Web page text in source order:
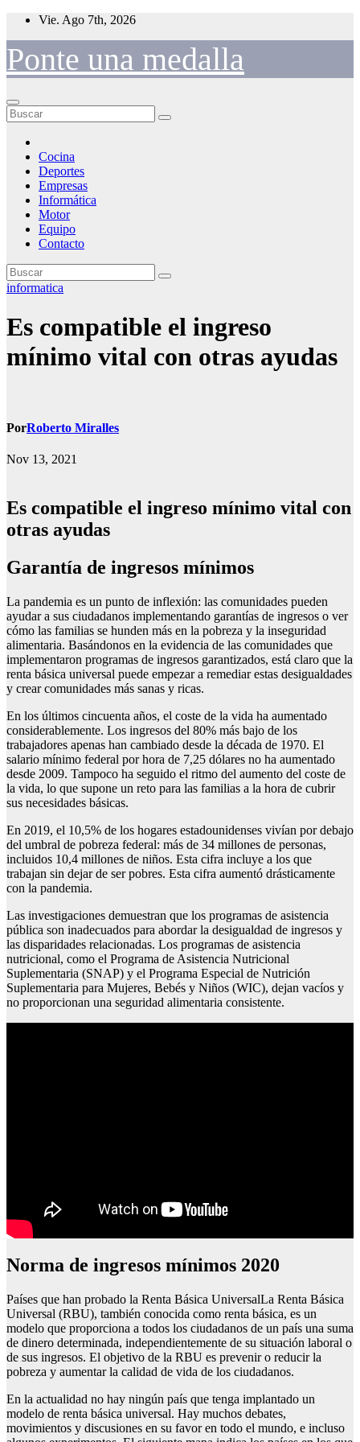
Saltar
contenido
Vie. Ago 7th, 2026
Ponte una medalla
Cocina
Deportes
Empresas
Informática
Motor
Equipo
Contacto
informatica
Es compatible el ingreso
mínimo vital con otras ayudas
PorRoberto Miralles
Nov 13, 2021
Es compatible el ingreso mínimo vital con
otras ayudas
Garantía de ingresos mínimos
La pandemia es un punto de inflexión: las comunidades pueden
ayudar a sus ciudadanos implementando garantías de ingresos o ver
cómo las familias se hunden más en la pobreza y la inseguridad
alimentaria. Basándonos en la evidencia de las comunidades que
implementaron programas de ingresos garantizados, está claro que la
renta básica universal puede empezar a remediar estas desigualdades
y crear comunidades más sanas y ricas.
En los últimos cincuenta años, el coste de la vida ha aumentado
considerablemente. Los ingresos del 80% más bajo de los
trabajadores apenas han cambiado desde la década de 1970. El
salario mínimo federal por hora de 7,25 dólares no ha aumentado
desde 2009. Tampoco ha seguido el ritmo del aumento del coste de
la vida, lo que supone un reto para las familias a la hora de cubrir
sus necesidades básicas.
En 2019, el 10,5% de los hogares estadounidenses vivían por debajo
del umbral de pobreza federal: más de 34 millones de personas,
incluidos 10,4 millones de niños. Esta cifra incluye a los que
trabajan sin dejar de ser pobres. Esta cifra aumentó drásticamente
con la pandemia.
Las investigaciones demuestran que los programas de asistencia
pública son inadecuados para abordar la desigualdad de ingresos y
las disparidades relacionadas. Los programas de asistencia
nutricional, como el Programa de Asistencia Nutricional
Suplementaria (SNAP) y el Programa Especial de Nutrición
Suplementaria para Mujeres, Bebés y Niños (WIC), dejan vacíos y
no proporcionan una seguridad alimentaria consistente.
Norma de ingresos mínimos 2020
Países que han probado la Renta Básica UniversalLa Renta Básica
Universal (RBU), también conocida como renta básica, es un
modelo que proporciona a todos los ciudadanos de un país una suma
de dinero determinada, independientemente de su situación laboral o
de sus ingresos. El objetivo de la RBU es prevenir o reducir la
pobreza y aumentar la calidad de vida de los ciudadanos.
En la actualidad no hay ningún país que tenga implantado un
modelo de renta básica universal. Hay muchos debates,
movimientos y discusiones en su favor en todo el mundo, e incluso